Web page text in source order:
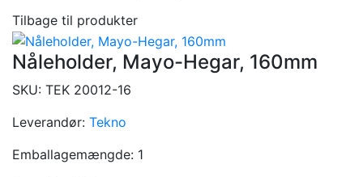
Tilbage til produkter
Nåleholder, Mayo-Hegar, 160mm
SKU: TEK 20012-16
Leverandør: Tekno
Emballagemængde: 1